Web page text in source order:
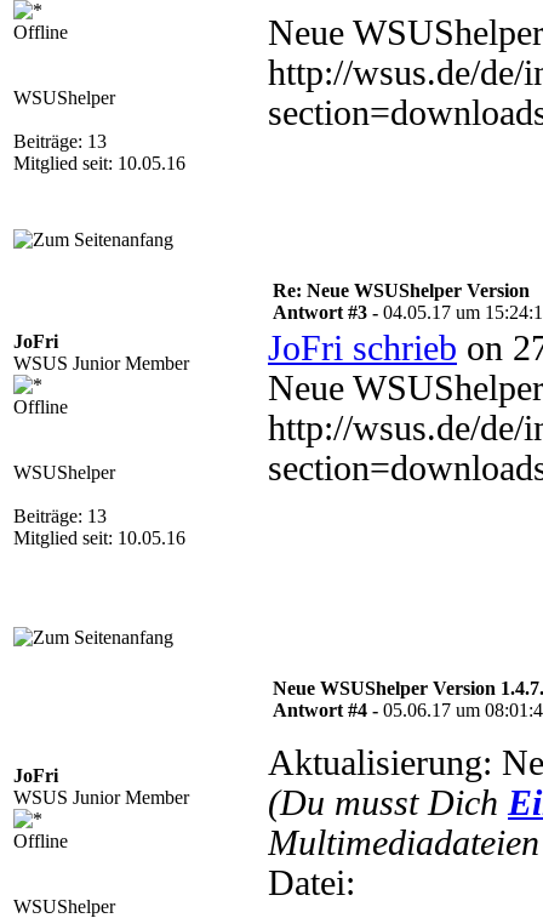
Offline
WSUShelper
Beiträge: 13
Mitglied seit: 10.05.16
Neue
http://wsus.de/de/
JoFri
WSUS Junior Member
Offline
WSUShelper
Beiträge: 13
Mitglied seit: 10.05.16
Re: Neue WSUShelper Version
Antwort #3 - 04.05.17 um
JoFri schrieb on
Neue
http://wsus.de/de/
JoFri
WSUS Junior Member
Offline
WSUShelper
Neue WSUShelper Version
Antwort #4 - 05.06.17 um
Aktualisierung:
(Du musst Dich
Datei: